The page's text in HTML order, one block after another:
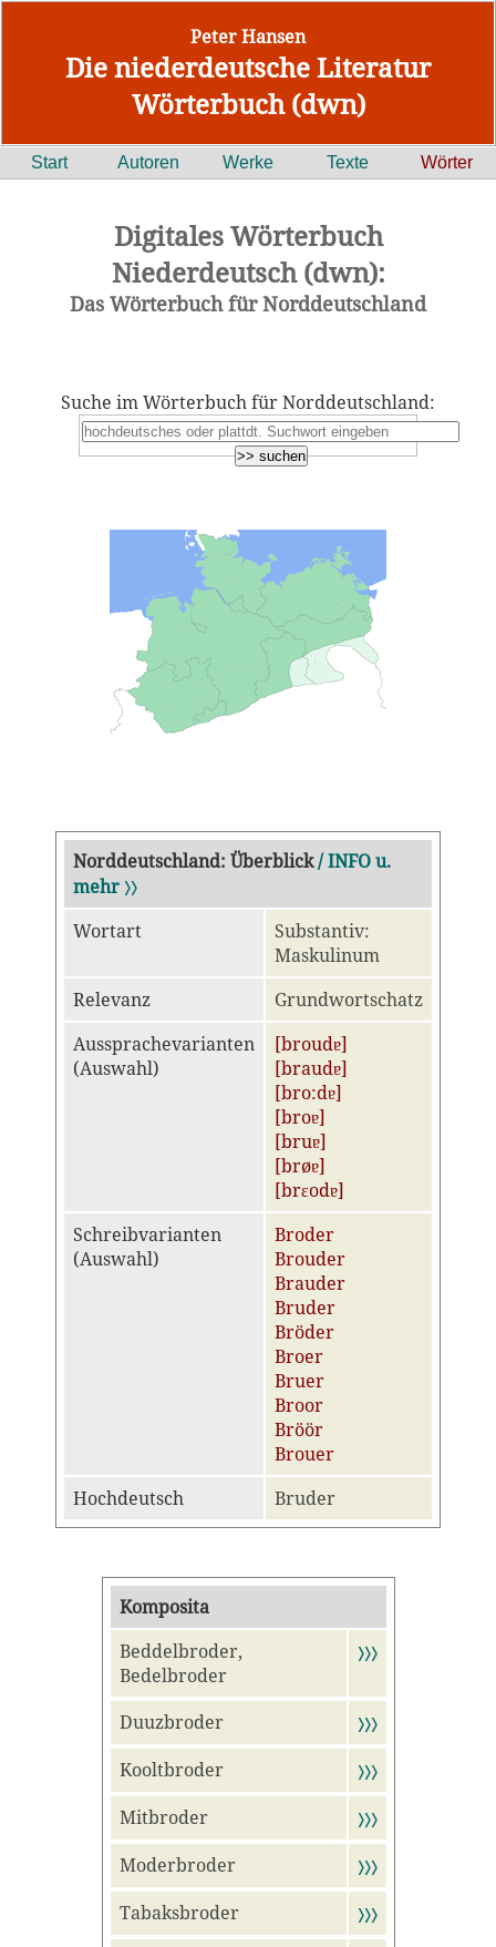
Peter Hansen
Die niederdeutsche Literatur
Wörterbuch (dwn)
Start Autoren Werke Texte Wörter
Digitales Wörterbuch
Niederdeutsch (dwn):
Das Wörterbuch für Norddeutschland
Suche im Wörterbuch für Norddeutschland:
Norddeutschland: Überblick/ INFO u.
mehr 〉〉
Wortart
Substantiv:
Maskulinum
Relevanz
Grundwortschatz
Aussprachevarianten
(Auswahl)
[broudɐ]
[braudɐ]
[bro:dɐ]
[broɐ]
[bruɐ]
[brøɐ]
[brɛodɐ]
Schreibvarianten
(Auswahl)
Broder
Brouder
Brauder
Bruder
Bröder
Broer
Bruer
Broor
Bröör
Brouer
Hochdeutsch
Bruder
Komposita
Beddelbroder,
Bedelbroder
〉〉〉
Duuzbroder
〉〉〉
Kooltbroder
〉〉〉
Mitbroder
〉〉〉
Moderbroder
〉〉〉
Tabaksbroder
〉〉〉